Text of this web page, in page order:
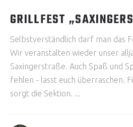
GRILLFEST
Selbstverständlich darf man das
Wir veranstalten wieder unser
Saxingerstraße. Auch Spaß und
fehlen - lasst euch überraschen.
sorgt die Sektion.